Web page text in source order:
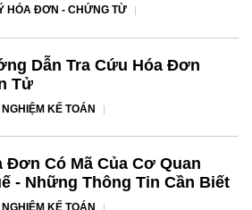
HÓA ĐƠN - CHỨNG TỪ
Dẫn Tra Cứu Hóa Đơn
Tử
KẾ TOÁN
Đơn Có Mã Của Cơ Quan
- Những Thông Tin Cần Biết